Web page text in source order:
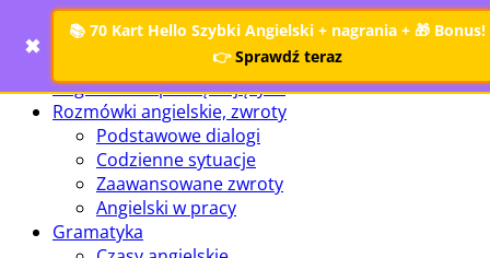
Search
Angielski dla początkujących
Rozmówki angielskie, zwroty
Podstawowe dialogi
Codzienne sytuacje
Zaawansowane zwroty
Angielski w pracy
Gramatyka
✖
📚 70 Kart Hello Szybki Angielski + nagrania + 🎁 Bonus!
👉Sprawdź teraz